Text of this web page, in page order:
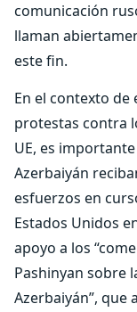
comunicación
llaman
este fin.
En el contexto de
protestas contra
UE, es
Azerbaiyán
esfuerzos en
Estados Unidos
apoyo a los
Pashinyan sobre
Azerbaiyán”, que